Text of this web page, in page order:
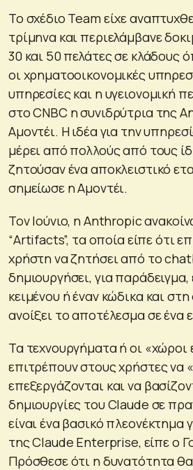
Το σχέδιο Team είχε
τρίμηνα και περιελάμβανε
30 και 50 πελάτες σε κλάδους
οι χρηματοοικονομικές
υπηρεσίες και η υγειονομική
στο CNBC η συνιδρύτρια της
Αμοντέι. Η ιδέα για την
μέρει από πολλούς από τους
ζητούσαν ένα αποκλειστικό
σημείωσε η Αμοντέι.
Τον Ιούνιο, η Anthropic
“Artifacts”, τα οποία είπε ότι
χρήστη να ζητήσει από το
δημιουργήσει, για
κειμένου ή έναν κώδικα και στη
ανοίξει το αποτέλεσμα σε ένα
Τα τεχνουργήματα ή οι «χώροι
επιτρέπουν στους χρήστες να
επεξεργάζονται και να
δημιουργίες του Claude σε
είναι ένα βασικό πλεονέκτημα
της Claude Enterprise, είπε ο
Πρόσθεσε ότι η δυνατότητα